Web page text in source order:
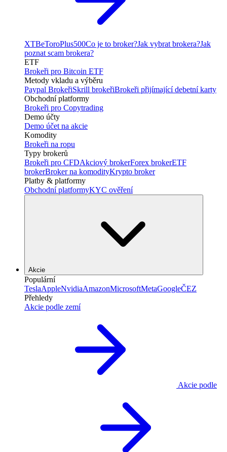
XTBeToroPlus500Co je to broker?Jak vybrat brokera?Jak
poznat scam brokera?
ETF
Brokeři pro Bitcoin ETF
Metody vkladu a výběru
Paypal BrokeřiSkrill brokeřiBrokeři přijímající debetní karty
Obchodní platformy
Brokeři pro Copytrading
Demo účty
Demo účet na akcie
Komodity
Brokeři na ropu
Typy brokerů
Brokeři pro CFDAkciový brokerForex brokerETF
brokerBroker na komodityKrypto broker
Platby & platformy
Obchodní platformyKYC ověření
Akcie
Populární
TeslaAppleNvidiaAmazonMicrosoftMetaGoogleČEZ
Přehledy
Akcie podle zemí
Akcie podle